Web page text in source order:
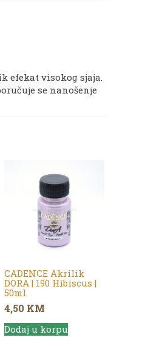
efekat visokog sjaja.
se nanošenje
CADENCE Akrilik
DORA | 190 Hibiscus |
50ml
4,50 KM
Dodaj u korpu